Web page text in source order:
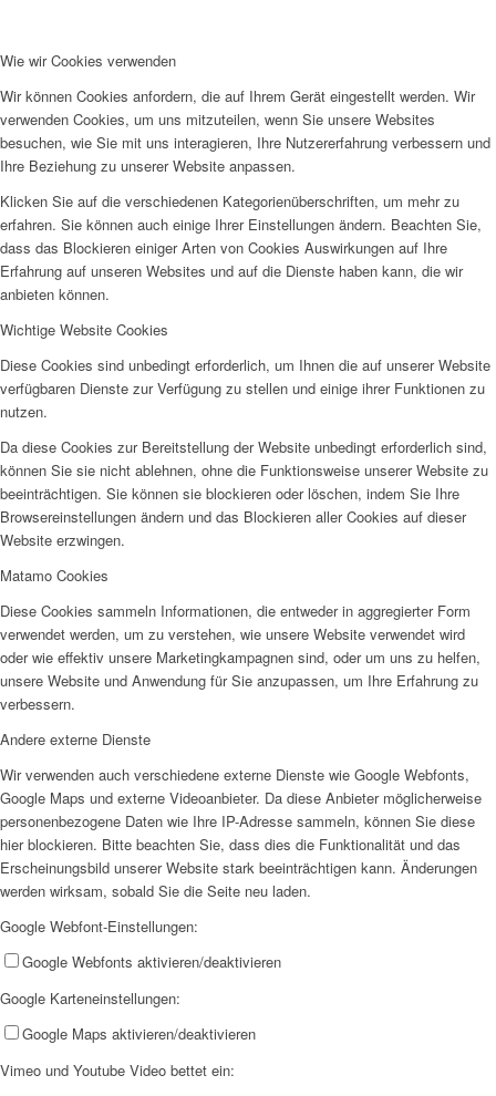
Wie wir Cookies verwenden
Wir können Cookies anfordern, die auf Ihrem Gerät eingestellt werden. Wir
verwenden Cookies, um uns mitzuteilen, wenn Sie unsere Websites
besuchen, wie Sie mit uns interagieren, Ihre Nutzererfahrung verbessern und
Ihre Beziehung zu unserer Website anpassen.
Klicken Sie auf die verschiedenen Kategorienüberschriften, um mehr zu
erfahren. Sie können auch einige Ihrer Einstellungen ändern. Beachten Sie,
dass das Blockieren einiger Arten von Cookies Auswirkungen auf Ihre
Erfahrung auf unseren Websites und auf die Dienste haben kann, die wir
anbieten können.
Wichtige Website Cookies
Diese Cookies sind unbedingt erforderlich, um Ihnen die auf unserer Website
verfügbaren Dienste zur Verfügung zu stellen und einige ihrer Funktionen zu
nutzen.
Da diese Cookies zur Bereitstellung der Website unbedingt erforderlich sind,
können Sie sie nicht ablehnen, ohne die Funktionsweise unserer Website zu
beeinträchtigen. Sie können sie blockieren oder löschen, indem Sie Ihre
Browsereinstellungen ändern und das Blockieren aller Cookies auf dieser
Website erzwingen.
Matamo Cookies
Diese Cookies sammeln Informationen, die entweder in aggregierter Form
verwendet werden, um zu verstehen, wie unsere Website verwendet wird
oder wie effektiv unsere Marketingkampagnen sind, oder um uns zu helfen,
unsere Website und Anwendung für Sie anzupassen, um Ihre Erfahrung zu
verbessern.
Andere externe Dienste
Wir verwenden auch verschiedene externe Dienste wie Google Webfonts,
Google Maps und externe Videoanbieter. Da diese Anbieter möglicherweise
personenbezogene Daten wie Ihre IP-Adresse sammeln, können Sie diese
hier blockieren. Bitte beachten Sie, dass dies die Funktionalität und das
Erscheinungsbild unserer Website stark beeinträchtigen kann. Änderungen
werden wirksam, sobald Sie die Seite neu laden.
Google Webfont-Einstellungen:
Google Webfonts aktivieren/deaktivieren
Google Karteneinstellungen:
Google Maps aktivieren/deaktivieren
Vimeo und Youtube Video bettet ein: